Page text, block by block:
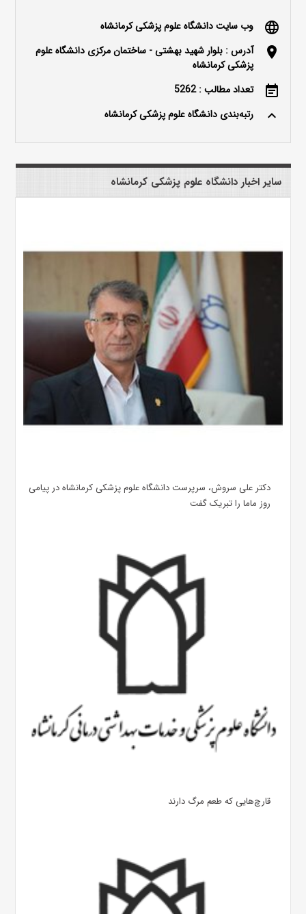
language وب سایت دانشگاه علوم پزشکی کرمانشاه
location_on
آدرس : بلوار شهید بهشتی - ساختمان مرکزی دانشگاه علوم
پزشکی کرمانشاه
event_note تعداد مطالب : 5262
keyboard_arrow_up رتبه‌بندی دانشگاه علوم پزشکی کرمانشاه
سایر اخبار دانشگاه علوم پزشکی کرمانشاه
دکتر علی سروش، سرپرست دانشگاه علوم پزشکی کرمانشاه در پیامی
روز ماما را تبریک گفت
قارچ‌هایی که طعم مرگ دارند